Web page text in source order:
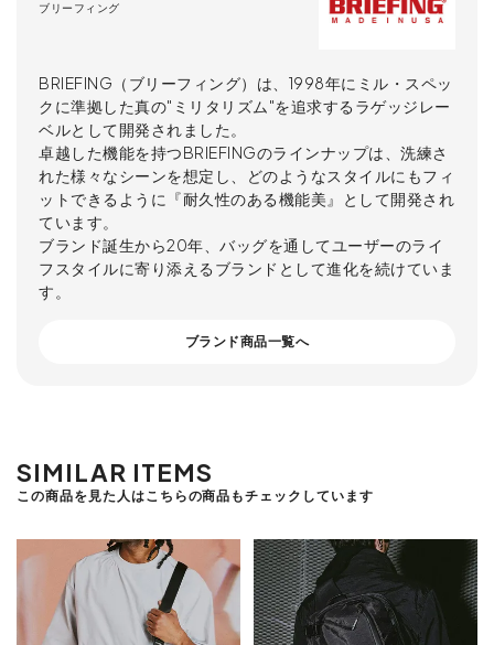
ブリーフィング
BRIEFING（ブリーフィング）は、1998年にミル・スペッ
クに準拠した真の"ミリタリズム"を追求するラゲッジレー
ベルとして開発されました。
卓越した機能を持つBRIEFINGのラインナップは、洗練さ
れた様々なシーンを想定し、どのようなスタイルにもフィ
ットできるように『耐久性のある機能美』として開発され
ています。
ブランド誕生から20年、バッグを通してユーザーのライ
フスタイルに寄り添えるブランドとして進化を続けていま
す。
ブランド商品一覧へ
SIMILAR ITEMS
この商品を見た人はこちらの商品もチェックしています